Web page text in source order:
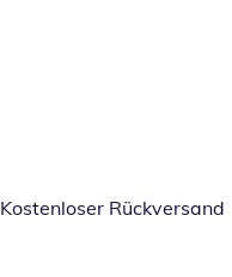
Kostenloser Rückversand